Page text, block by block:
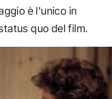
è l'unico in
quo del film.